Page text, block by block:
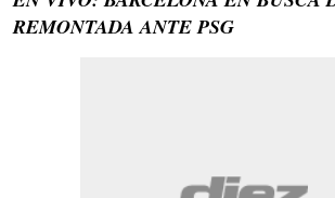
REMONTADA ANTE PSG